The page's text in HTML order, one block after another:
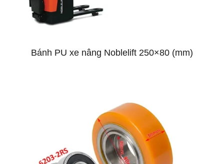
Bánh PU xe nâng Noblelift 250×80 (mm)